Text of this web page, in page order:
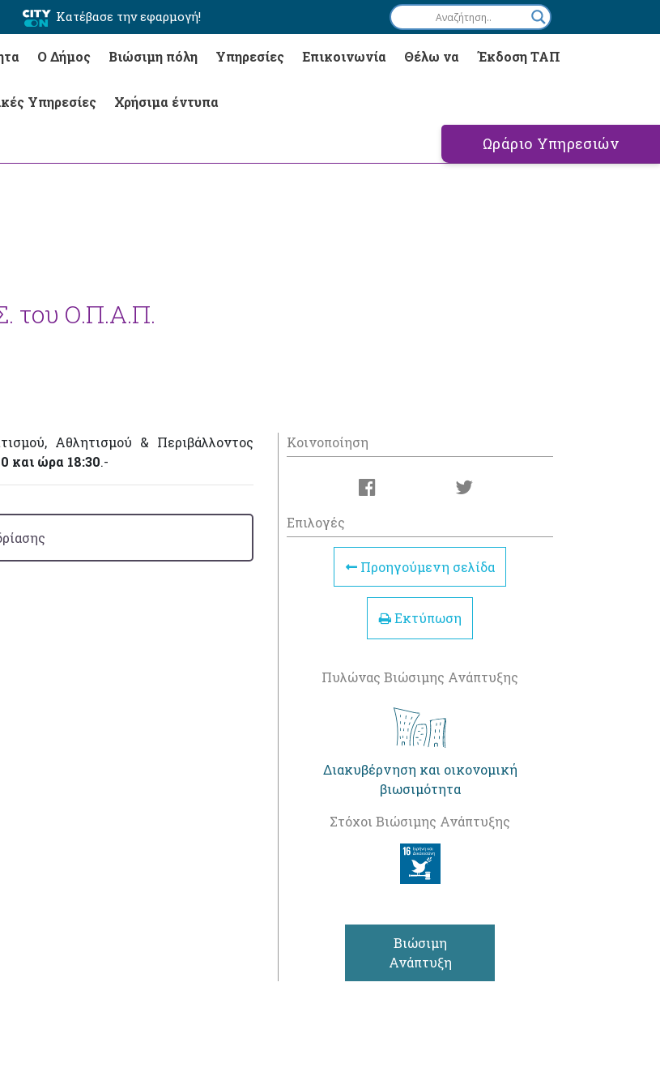
Κατέβασε την εφαρμογή!
Ο Δήμος Βιώσιμη πόλη Υπηρεσίες Επικοινωνία Θέλω να Έκδοση ΤΑΠ
Υπηρεσίες Χρήσιμα έντυπα
Ωράριο Υπηρεσιών
του Ο.Π.Α.Π.
Αθλητισμού & Περιβάλλοντος
και ώρα 18:30.-
Κοινοποίηση
Επιλογές
Προηγούμενη σελίδα
Εκτύπωση
Πυλώνας Βιώσιμης Ανάπτυξης
Διακυβέρνηση και οικονομική
βιωσιμότητα
Στόχοι Βιώσιμης Ανάπτυξης
Βιώσιμη
Ανάπτυξη